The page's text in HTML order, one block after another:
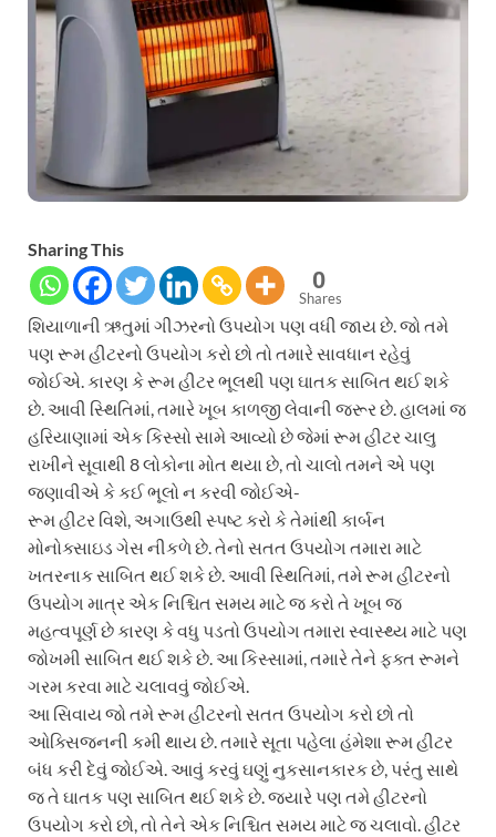
Sharing This
0
Shares
શિયાળાની ઋતુમાં ગીઝરનો ઉપયોગ પણ વધી જાય છે. જો તમે
પણ રૂમ હીટરનો ઉપયોગ કરો છો તો તમારે સાવધાન રહેવું
જોઈએ. કારણ કે રૂમ હીટર ભૂલથી પણ ઘાતક સાબિત થઈ શકે
છે. આવી સ્થિતિમાં, તમારે ખૂબ કાળજી લેવાની જરૂર છે. હાલમાં જ
હરિયાણામાં એક કિસ્સો સામે આવ્યો છે જેમાં રૂમ હીટર ચાલુ
રાખીને સૂવાથી 8 લોકોના મોત થયા છે, તો ચાલો તમને એ પણ
જણાવીએ કે કઈ ભૂલો ન કરવી જોઈએ-
રૂમ હીટર વિશે, અગાઉથી સ્પષ્ટ કરો કે તેમાંથી કાર્બન
મોનોક્સાઇડ ગેસ નીકળે છે. તેનો સતત ઉપયોગ તમારા માટે
ખતરનાક સાબિત થઈ શકે છે. આવી સ્થિતિમાં, તમે રૂમ હીટરનો
ઉપયોગ માત્ર એક નિશ્ચિત સમય માટે જ કરો તે ખૂબ જ
મહત્વપૂર્ણ છે કારણ કે વધુ પડતો ઉપયોગ તમારા સ્વાસ્થ્ય માટે પણ
જોખમી સાબિત થઈ શકે છે. આ કિસ્સામાં, તમારે તેને ફક્ત રૂમને
ગરમ કરવા માટે ચલાવવું જોઈએ.
આ સિવાય જો તમે રૂમ હીટરનો સતત ઉપયોગ કરો છો તો
ઓક્સિજનની કમી થાય છે. તમારે સૂતા પહેલા હંમેશા રૂમ હીટર
બંધ કરી દેવું જોઈએ. આવું કરવું ઘણું નુકસાનકારક છે, પરંતુ સાથે
જ તે ઘાતક પણ સાબિત થઈ શકે છે. જ્યારે પણ તમે હીટરનો
ઉપયોગ કરો છો, તો તેને એક નિશ્ચિત સમય માટે જ ચલાવો. હીટર